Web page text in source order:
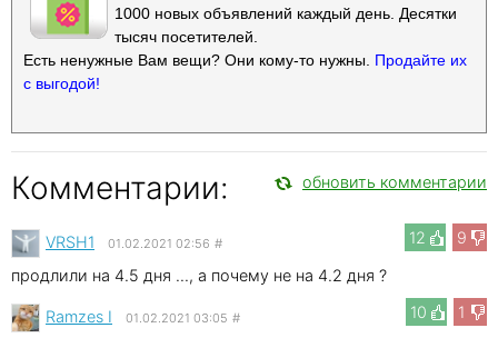
1000 новых объявлений каждый день. Десятки
тысяч посетителей.
Есть ненужные Вам вещи? Они кому-то нужны. Продайте их
с выгодой!
Комментарии: обновить комментарии
12 9
VRSH1 01.02.2021 02:56 #
продлили на 4.5 дня ..., а почему не на 4.2 дня ?
10
1
Ramzes I 01.02.2021 03:05 #